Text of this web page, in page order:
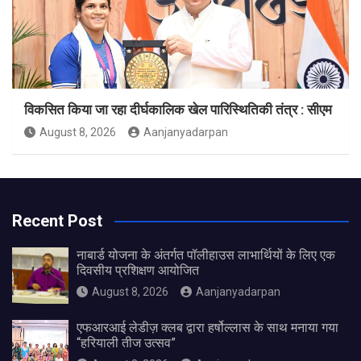
विकसित किया जा रहा दीर्घकालिक खेल पारिस्थितिकी तंत्र : सीएम
August 8, 2026 Aanjanyadarpan
Recent Post
नाबार्ड योजना के अंतर्गत पॉलीहाउस लाभार्थियों के लिए एक
दिवसीय प्रशिक्षण आयोजित
August 8, 2026 Aanjanyadarpan
एफआरआई लेडीज़ क्लब द्वारा हर्षोल्लास के साथ मनाया गया
“हरियाली तीज उत्सव”